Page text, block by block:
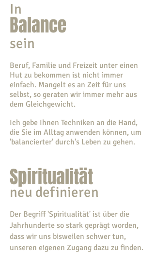
In
Balance
sein
Beruf, Familie und Freizeit unter einen
Hut zu bekommen ist nicht immer
einfach. Mangelt es an Zeit für uns
selbst, so geraten wir immer mehr aus
dem Gleichgewicht.
Ich gebe Ihnen Techniken an die Hand,
die Sie im Alltag anwenden können, um
'balancierter' durch's Leben zu gehen.
Spiritualität
neu definieren
Der Begriff 'Spiritualität' ist über die
Jahrhunderte so stark geprägt worden,
dass wir uns bisweilen schwer tun,
unseren eigenen Zugang dazu zu finden.